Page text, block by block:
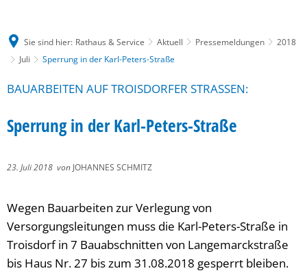
Sie sind hier: Rathaus & Service Aktuell Pressemeldungen
2018
Juli
Sperrung in der Karl-Peters-Straße
BAUARBEITEN AUF TROISDORFER STRASSEN:
Sperrung in der Karl-Peters-Straße
23. Juli 2018 von JOHANNES SCHMITZ
Wegen Bauarbeiten zur Verlegung von
Versorgungsleitungen muss die Karl-Peters-Straße in
Troisdorf in 7 Bauabschnitten von Langemarckstraße
bis Haus Nr. 27 bis zum 31.08.2018 gesperrt bleiben.